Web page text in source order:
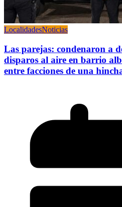
LocalidadesNoticias
Las parejas: condenaron a
disparos al aire en barrio
entre facciones de una